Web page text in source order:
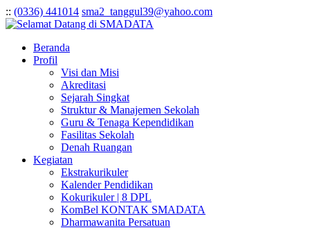
:: (0336) 441014 sma2_tanggul39@yahoo.com
Beranda
Profil
Visi dan Misi
Akreditasi
Sejarah Singkat
Struktur & Manajemen Sekolah
Guru & Tenaga Kependidikan
Fasilitas Sekolah
Denah Ruangan
Kegiatan
Ekstrakurikuler
Kalender Pendidikan
Kokurikuler | 8 DPL
KomBel KONTAK SMADATA
Dharmawanita Persatuan